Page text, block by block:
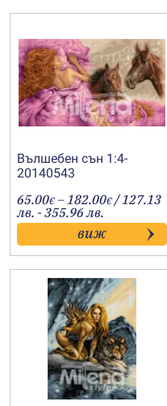
Вълшебен сън 1:4-
20140543
65.00€ –182.00€Price
range:
65.00€
through
182.00€
/ 127.13
лв. - 355.96 лв.
виж